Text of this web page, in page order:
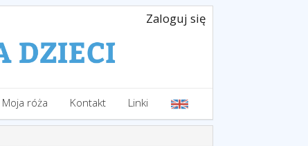
Zaloguj się
Moja róża Kontakt Linki